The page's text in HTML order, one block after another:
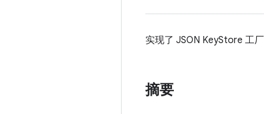
实现了 JSON KeyStore 工
摘要